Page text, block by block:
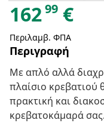
16299 €
Περιλαμβ. ΦΠΑ
Περιγραφή
Με απλό αλλά
πλαίσιο κρεβατιού
πρακτική και
κρεβατοκάμαρά σας.